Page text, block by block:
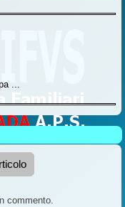
...
commento.